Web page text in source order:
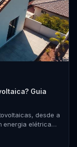
Guia
desde a
energia elétrica